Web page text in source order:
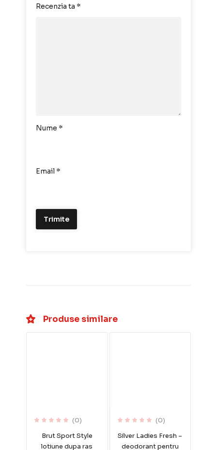
Recenzia ta *
Nume *
Email *
Produse similare
(0)
Brut Sport Style
lotiune dupa ras
(0)
Silver Ladies Fresh –
deodorant pentru